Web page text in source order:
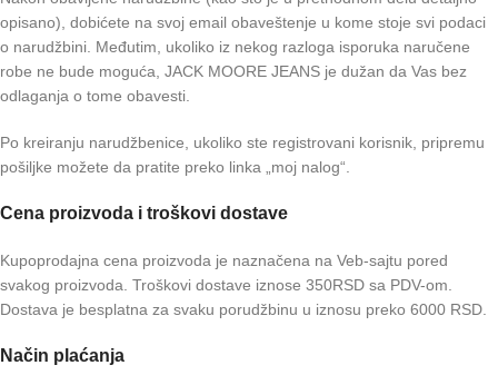
opisano), dobićete na svoj email obaveštenje u kome stoje svi podaci
o narudžbini. Međutim, ukoliko iz nekog razloga isporuka naručene
robe ne bude moguća, JACK MOORE JEANS je dužan da Vas bez
odlaganja o tome obavesti.
Po kreiranju narudžbenice, ukoliko ste registrovani korisnik, pripremu
pošiljke možete da pratite preko linka „moj nalog“.
Cena proizvoda i troškovi dostave
Kupoprodajna cena proizvoda je naznačena na Veb-sajtu pored
svakog proizvoda. Troškovi dostave iznose 350RSD sa PDV-om.
Dostava je besplatna za svaku porudžbinu u iznosu preko 6000 RSD.
Način plaćanja